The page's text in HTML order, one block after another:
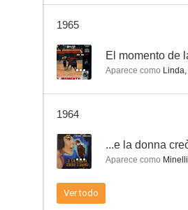
1965
-- El momento de
Aparece como
1964
-- ...e la donna
Aparece como Minelli
Ver todo